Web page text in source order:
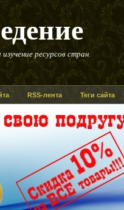
ресурсов стран
RSS-лента Теги сайта